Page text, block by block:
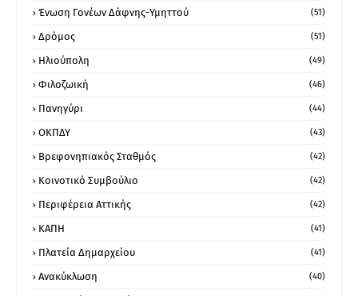
Ένωση Γονέων Δάφνης-Υμηττού (51)
Δρόμος (51)
Ηλιούπολη (49)
Φιλοζωική (46)
Πανηγύρι (44)
ΟΚΠΔΥ (43)
Βρεφονηπιακός Σταθμός (42)
Κοινοτικό Συμβούλιο (42)
Περιφέρεια Αττικής (42)
ΚΑΠΗ (41)
Πλατεία Δημαρχείου (41)
Ανακύκλωση (40)